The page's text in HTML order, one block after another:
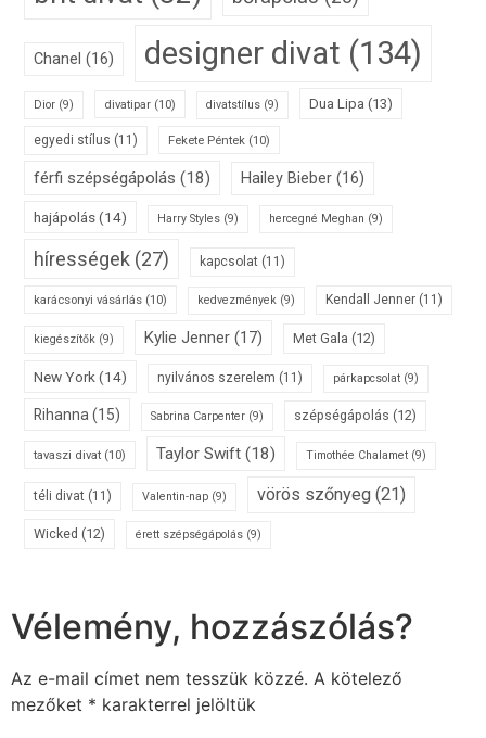
Chanel (16) designer divat (134)
Dior (9) divatipar (10) divatstílus (9) Dua Lipa (13)
egyedi stílus (11) Fekete Péntek (10)
férfi szépségápolás (18) Hailey Bieber (16)
hajápolás(14) Harry Styles (9) hercegné Meghan (9)
hírességek (27) kapcsolat (11)
karácsonyi vásárlás (10) kedvezmények (9) Kendall Jenner (11)
kiegészítők (9) Kylie Jenner (17) Met Gala (12)
New York (14) nyilvános szerelem (11) párkapcsolat (9)
Rihanna (15) Sabrina Carpenter (9) szépségápolás (12)
tavaszi divat (10) Taylor Swift (18) Timothée Chalamet (9)
téli divat (11) Valentin-nap (9) vörös szőnyeg (21)
Wicked (12) érett szépségápolás (9)
Vélemény, hozzászólás?
Az e-mail címet nem tesszük közzé. A kötelező
mezőket * karakterrel jelöltük